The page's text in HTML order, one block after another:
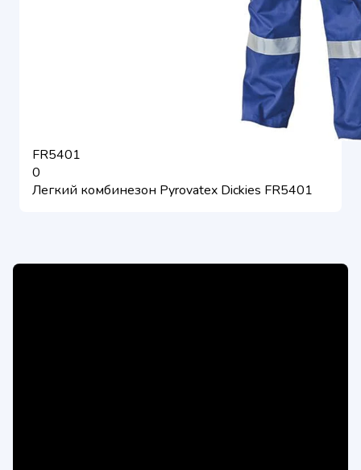
FR5401
0
Легкий комбинезон Pyrovatex Dickies FR5401